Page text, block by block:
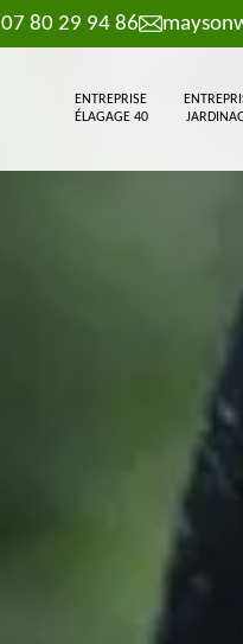
07 80 29 94 86
ENTREPRISE
ÉLAGAGE 40